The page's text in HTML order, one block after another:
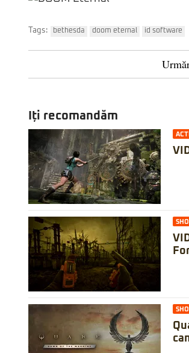
Tags: bethesda doom eternal id software
Iți recomandăm